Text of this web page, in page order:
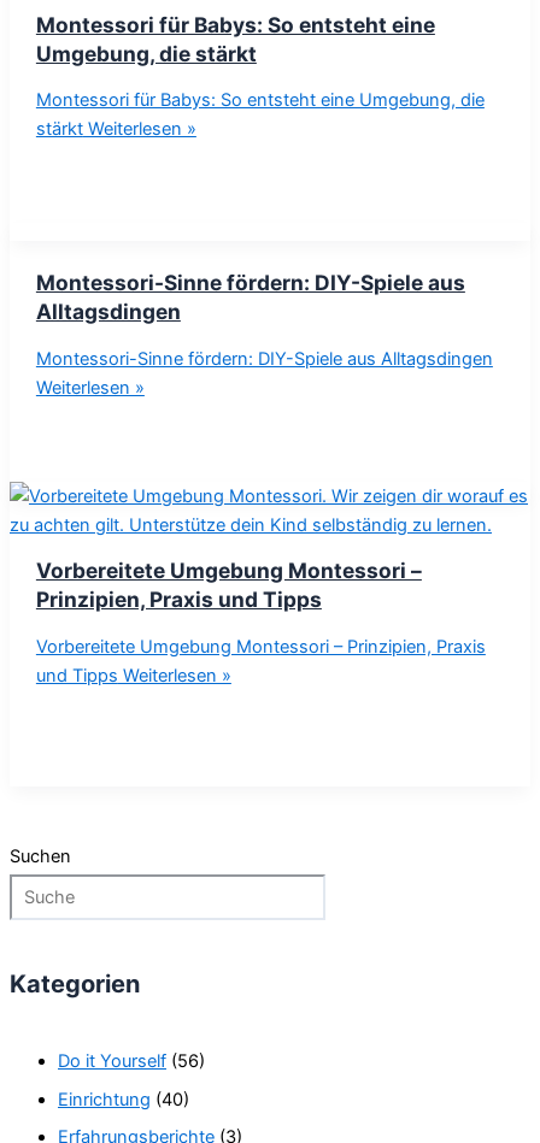
Montessori für Babys: So entsteht eine
Umgebung, die stärkt
Montessori für Babys: So entsteht eine Umgebung, die
stärktWeiterlesen »
Montessori-Sinne fördern: DIY-Spiele aus
Alltagsdingen
Montessori-Sinne fördern: DIY-Spiele aus Alltagsdingen
Weiterlesen »
Vorbereitete Umgebung Montessori –
Prinzipien, Praxis und Tipps
Vorbereitete Umgebung Montessori – Prinzipien, Praxis
und Tipps Weiterlesen »
Suchen
Kategorien
Do it Yourself (56)
Einrichtung (40)
Erfahrungsberichte (3)